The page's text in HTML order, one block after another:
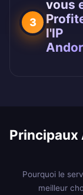
3
vous
l'IP
Principaux
Pourquoi le
meilleur